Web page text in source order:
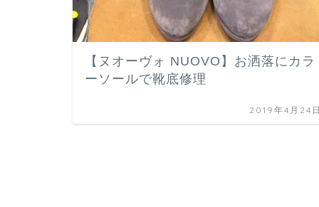
【ヌオーヴォ NUOVO】お洒落にカラ
ーソールで靴底修理
2019年4月24